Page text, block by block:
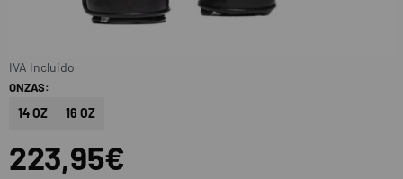
ONZAS:
14 OZ 16 OZ
223,95€
IVA Incluido